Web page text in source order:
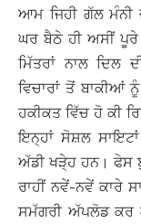
ਆਮ ਜਿਹੀ ਗੱਲ ਮੰਨੀ
ਘਰ ਬੈਠੇ ਹੀ ਅਸੀਂ
ਮਿੱਤਰਾਂ ਨਾਲ
ਵਿਚਾਰਾਂ ਤੋਂ ਬਾਕੀਆਂ
ਹਕੀਕਤ ਵਿੱਚ ਹੋ ਕੀ
ਇਨ੍ਹਾਂ ਸੋਸ਼ਲ
ਅੱਡੀ ਖੜੇ੍ਹ ਹਨ। ਫੇਸ
ਰਾਹੀਂ ਨਵੇਂ-ਨਵੇਂ
ਸਮੱਗਰੀ ਅੱਪਲੋਡ ਕਰ